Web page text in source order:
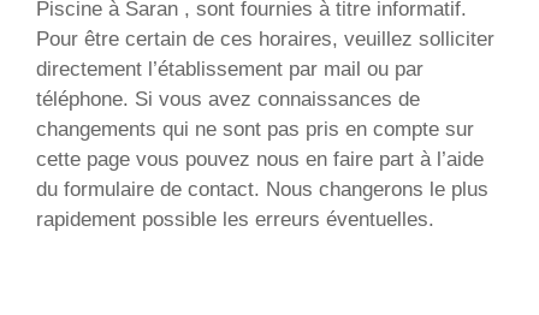
Piscine à Saran , sont fournies à titre informatif.
Pour être certain de ces horaires, veuillez solliciter
directement l’établissement par mail ou par
téléphone. Si vous avez connaissances de
changements qui ne sont pas pris en compte sur
cette page vous pouvez nous en faire part à l’aide
du formulaire de contact. Nous changerons le plus
rapidement possible les erreurs éventuelles.